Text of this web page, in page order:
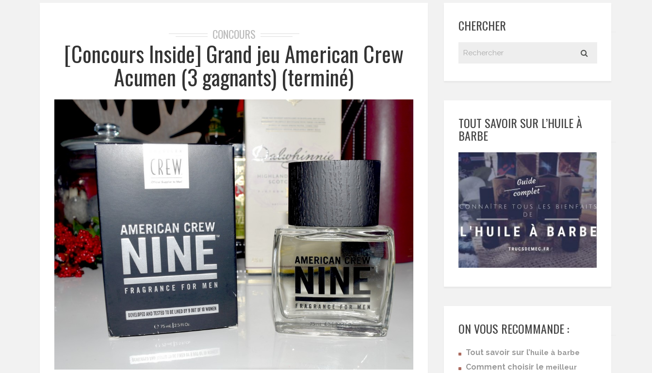
CONCOURS
[Concours Inside] Grand jeu American Crew
Acumen (3 gagnants) (terminé)
CHERCHER
TOUT SAVOIR SUR L’HUILE À
BARBE
ON VOUS RECOMMANDE :
Tout savoir sur l’ huile à barbe
Comment choisir le meilleur